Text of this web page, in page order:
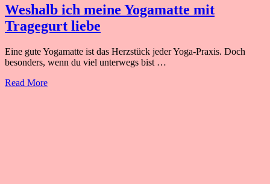
Weshalb ich meine Yogamatte mit
Tragegurt liebe
Eine gute Yogamatte ist das Herzstück jeder Yoga-Praxis. Doch
besonders, wenn du viel unterwegs bist …
Read More